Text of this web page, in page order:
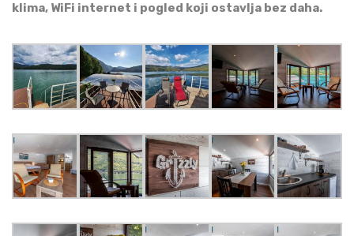
klima, WiFi internet i pogled koji ostavlja bez daha.